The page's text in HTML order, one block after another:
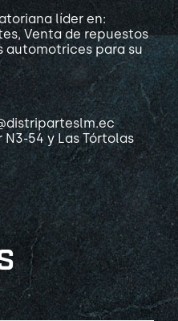
líder en:
Venta de repuestos
automotrices para su
54 y Las Tórtolas